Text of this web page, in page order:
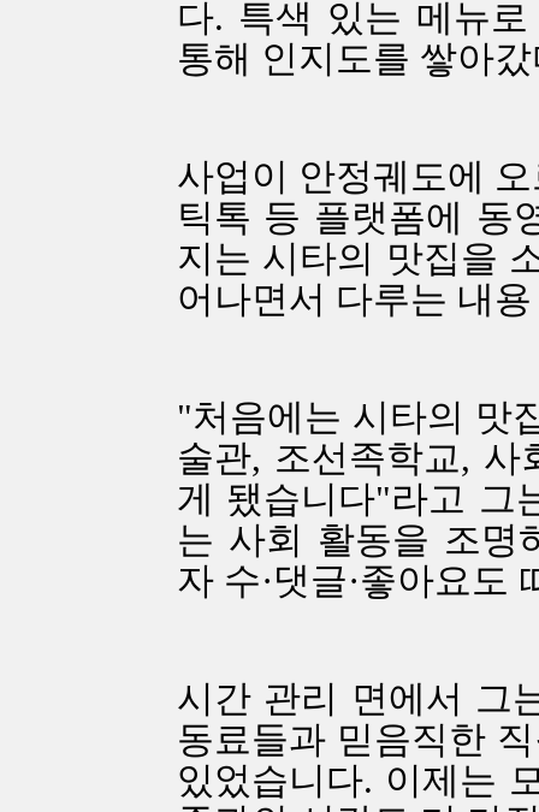
다. 특색 있는 메뉴
통해 인지도를 쌓아
사업이 안정궤도에
틱톡 등 플랫폼에 동
지는 시타의 맛집을
어나면서 다루는 내
"처음에는 시타의 맛
술관, 조선족학교,
게 됐습니다"라고 그
는 사회 활동을 조명
자 수·댓글·좋아요도
시간 관리 면에서 그
동료들과 믿음직한
있었습니다. 이제는